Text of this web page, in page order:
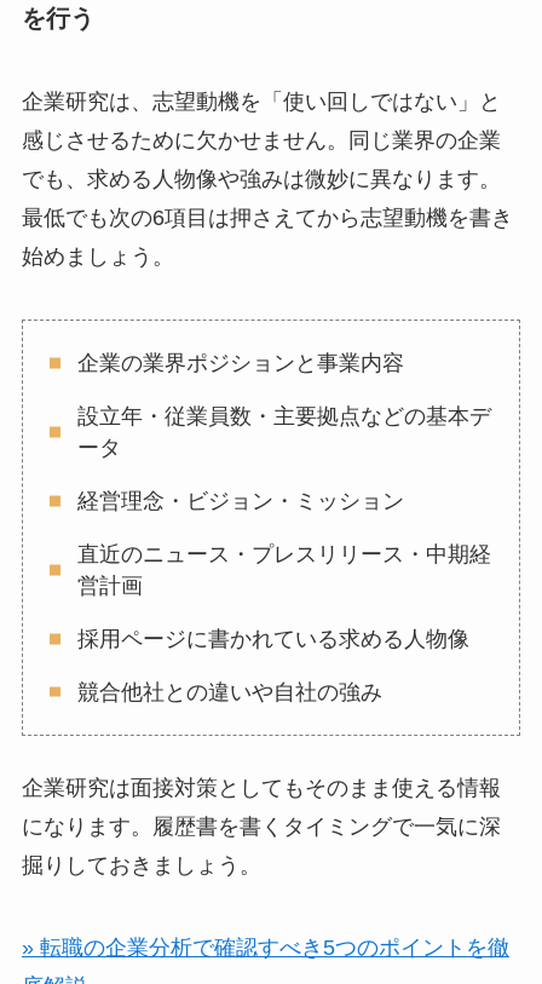
を行う
企業研究は、志望動機を「使い回しではない」と
感じさせるために欠かせません。同じ業界の企業
でも、求める人物像や強みは微妙に異なります。
最低でも次の6項目は押さえてから志望動機を書き
始めましょう。
企業の業界ポジションと事業内容
設立年・従業員数・主要拠点などの基本デ
ータ
経営理念・ビジョン・ミッション
直近のニュース・プレスリリース・中期経
営計画
採用ページに書かれている求める人物像
競合他社との違いや自社の強み
企業研究は面接対策としてもそのまま使える情報
になります。履歴書を書くタイミングで一気に深
掘りしておきましょう。
» 転職の企業分析で確認すべき5つのポイントを徹